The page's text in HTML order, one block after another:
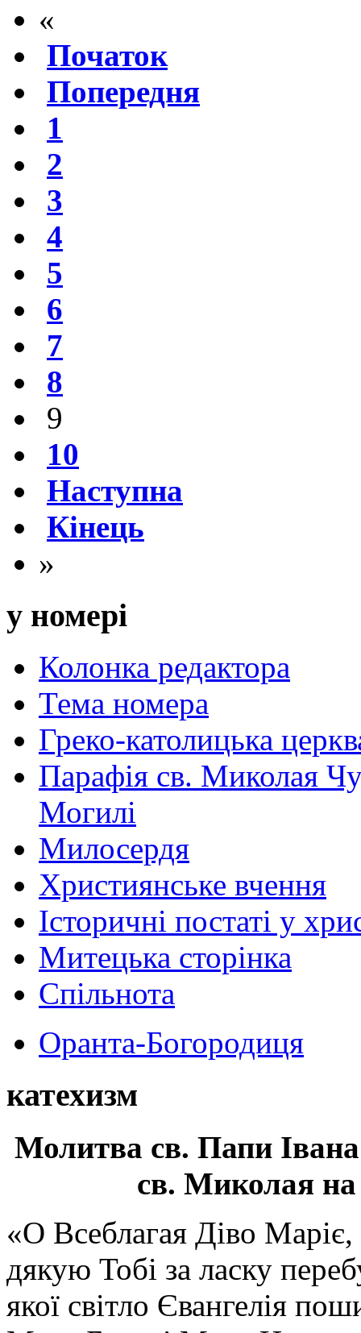
«
Початок
Попередня
1
2
3
4
5
6
7
8
9
10
Наступна
Кінець
»
у номері
Колонка редактора
Тема номера
Греко-католицька
Парафія св. Миколая
Могилі
Милосердя
Християнське вчення
Історичні постаті у
Митецька сторінка
Спільнота
Оранта-Богородиця
катехизм
Молитва св. Папи
св. Миколая на
«О Всеблагая Діво
дякую Тобі за ласку
якої світло Євангелія